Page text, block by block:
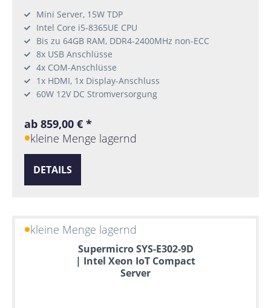
Mini Server, 15W TDP
Intel Core i5-8365UE CPU
Bis zu 64GB RAM, DDR4-2400MHz non-ECC
8x USB Anschlüsse
4x COM-Anschlüsse
1x HDMI, 1x Display-Anschluss
60W 12V DC Stromversorgung
ab 859,00 € *
kleine Menge lagernd
DETAILS
kleine Menge lagernd
Supermicro SYS-E302-9D
| Intel Xeon IoT Compact
Server